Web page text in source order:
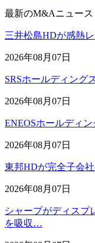
最新のM&Aニュース
三井松島HDが感熱
2026年08月07日
SRSホールディング
2026年08月07日
ENEOSホールディ
2026年08月07日
東邦HDが完全子会
2026年08月07日
シャープがディスプ
を吸収…